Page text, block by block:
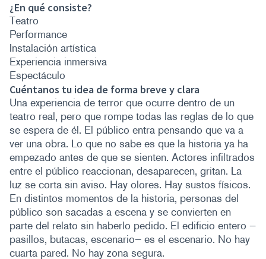
¿En qué consiste?
Teatro
Performance
Instalación artística
Experiencia inmersiva
Espectáculo
Cuéntanos tu idea de forma breve y clara
Una experiencia de terror que ocurre dentro de un
teatro real, pero que rompe todas las reglas de lo que
se espera de él. El público entra pensando que va a
ver una obra. Lo que no sabe es que la historia ya ha
empezado antes de que se sienten. Actores infiltrados
entre el público reaccionan, desaparecen, gritan. La
luz se corta sin aviso. Hay olores. Hay sustos físicos.
En distintos momentos de la historia, personas del
público son sacadas a escena y se convierten en
parte del relato sin haberlo pedido. El edificio entero —
pasillos, butacas, escenario— es el escenario. No hay
cuarta pared. No hay zona segura.